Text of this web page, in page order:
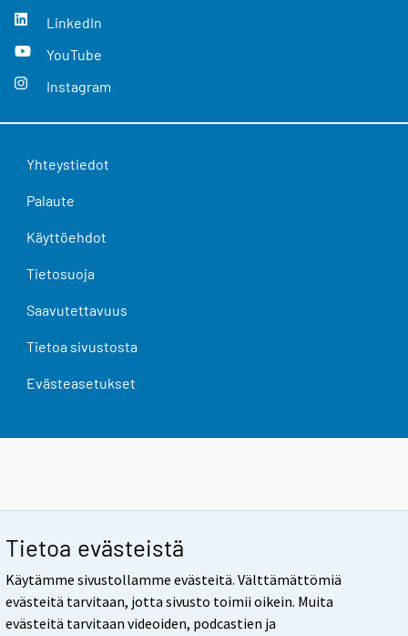
Tietoa evästeistä
Käytämme sivustollamme evästeitä. Välttämättömiä
evästeitä tarvitaan, jotta sivusto toimii oikein. Muita
evästeitä tarvitaan videoiden, podcastien ja
LinkedIn
YouTube
Instagram
Yhteystiedot
Palaute
Käyttöehdot
Tietosuoja
Saavutettavuus
Tietoa sivustosta
Evästeasetukset